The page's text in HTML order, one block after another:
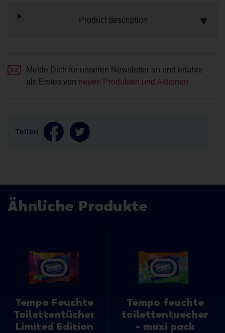
Product description
Melde Dich für unseren Newsletter an und erfahre
als Erstes von neuen Produkten und Aktionen
Teilen
Ähnliche Produkte
Tempo Feuchte
Toilettentücher
Limited Edition
Tempo feuchte
toilettentuecher
- maxi pack